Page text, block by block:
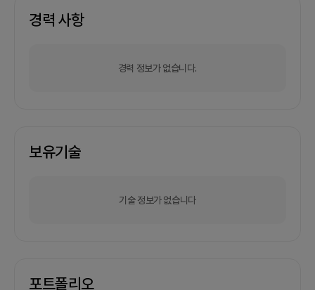
경력 사항
경력 정보가 없습니다.
보유기술
기술 정보가 없습니다
포트폴리오